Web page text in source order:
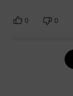
0 0